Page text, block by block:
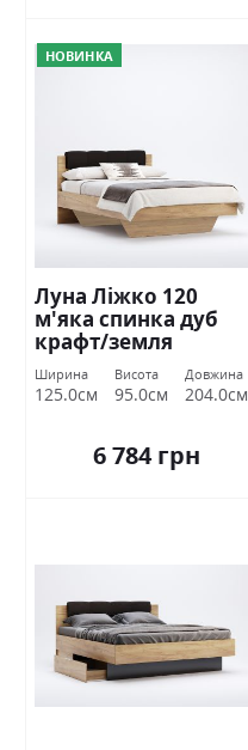
НОВИНКА
Луна Ліжко 120
м'яка спинка дуб
крафт/земля
Міромарк
Ширина
125.0см
Висота
95.0см
Довжина
204.0см
6 784 грн